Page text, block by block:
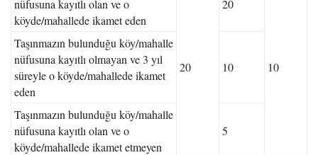
nüfusuna kayıtlı olan ve o
köyde/mahallede ikamet eden
20
20
10
Taşınmazın bulunduğu köy/mahalle
nüfusuna kayıtlı olmayan ve 3 yıl
süreyle o köyde/mahallede ikamet
eden
10
Taşınmazın bulunduğu köy/mahalle
nüfusuna kayıtlı olan ve o
köyde/mahallede ikamet etmeyen
5